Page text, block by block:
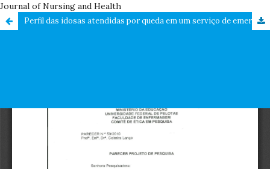
Journal of Nursing and Health
Perfil das idosas atendidas por queda em um serviço de emergência